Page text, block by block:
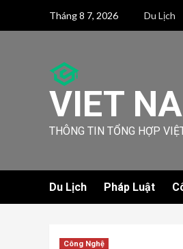
Tháng 8 7, 2026 Du Lịch
VIET
THÔNG TIN TỔNG HỢP
Du Lịch Pháp Luật
Công Nghệ